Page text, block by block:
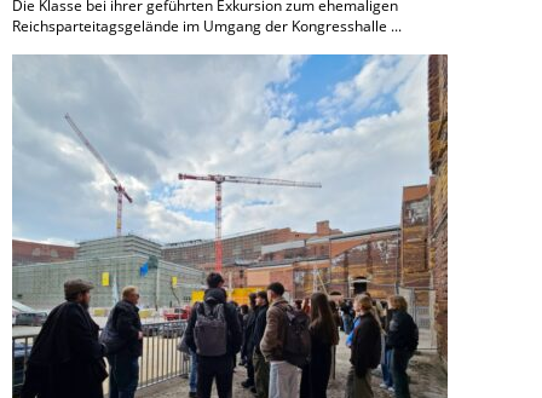
Die Klasse bei ihrer geführten Exkursion zum ehemaligen
Reichsparteitagsgelände im Umgang der Kongresshalle ...